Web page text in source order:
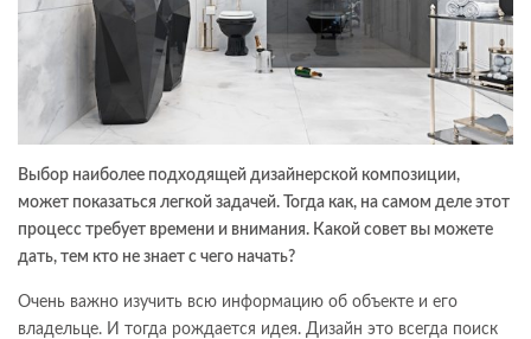
Выбор наиболее подходящей дизайнерской композиции,
может показаться легкой задачей. Тогда как, на самом деле этот
процесс требует времени и внимания. Какой совет вы можете
дать, тем кто не знает с чего начать?
Очень важно изучить всю информацию об объекте и его
владельце. И тогда рождается идея. Дизайн это всегда поиск